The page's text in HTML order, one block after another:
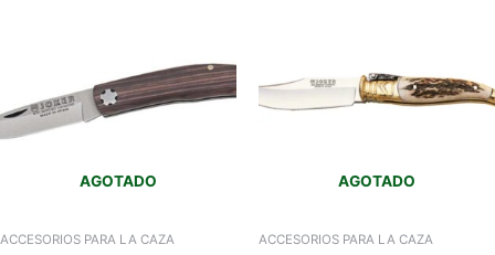
AGOTADO
ACCESORIOS PARA LA CAZA
AGOTADO
ACCESORIOS PARA LA CAZA